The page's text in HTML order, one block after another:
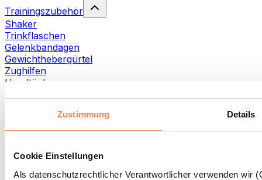
Zustimmung Details
Cookie Einstellungen
Als datenschutzrechtlicher Verantwortlicher verwenden wir
Trainingszubehör
Shaker
Trinkflaschen
Gelenkbandagen
Gewichthebergürtel
Zughilfen
Handtücher
Faszien- und Massagerollen
Weitere Rehabilitationshilfen